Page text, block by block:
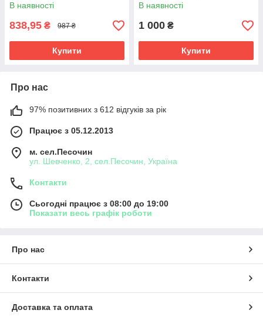
В наявності
838,95 ₴ 987 ₴
Купити
В наявності
1 000 ₴
Купити
Про нас
97% позитивних з 612 відгуків за рік
Працює з 05.12.2013
м. сел.Песочин
ул. Шевченко, 2, сел.Песочин, Україна
Контакти
Сьогодні працює з 08:00 до 19:00
Показати весь графік роботи
Про нас
Контакти
Доставка та оплата